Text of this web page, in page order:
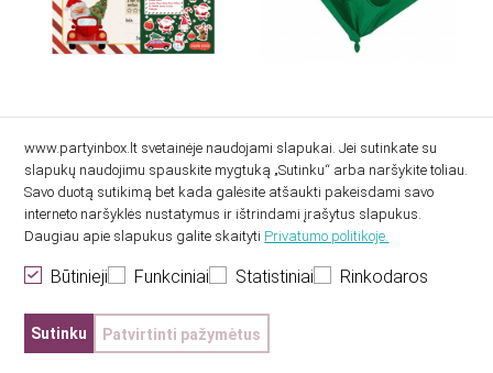
7.20€
(10 vnt./50x66 cm)
2.90€
www.partyinbox.lt svetainėje naudojami slapukai. Jei sutinkate su
slapukų naudojimu spauskite mygtuką „Sutinku“ arba naršykite toliau.
Savo duotą sutikimą bet kada galėsite atšaukti pakeisdami savo
interneto naršyklės nustatymus ir ištrindami įrašytus slapukus.
Daugiau apie slapukus galite skaityti Privatumo politikoje.
Būtinieji Funkciniai Statistiniai Rinkodaros
Sutinku Patvirtinti pažymėtus